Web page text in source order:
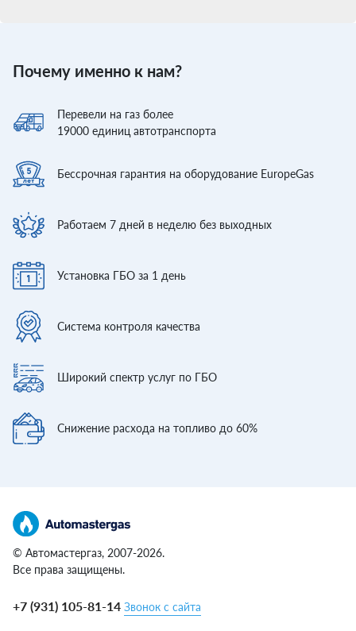
Почему именно к нам?
Перевели на газ более
19000 единиц автотранспорта
Бессрочная гарантия на оборудование EuropeGas
Работаем 7 дней в неделю без выходных
Установка ГБО за 1 день
Система контроля качества
Широкий спектр услуг по ГБО
Снижение расхода на топливо до 60%
© Автомастергаз, 2007-2026.
Все права защищены.
+7 (931) 105-81-14 Звонок с сайта